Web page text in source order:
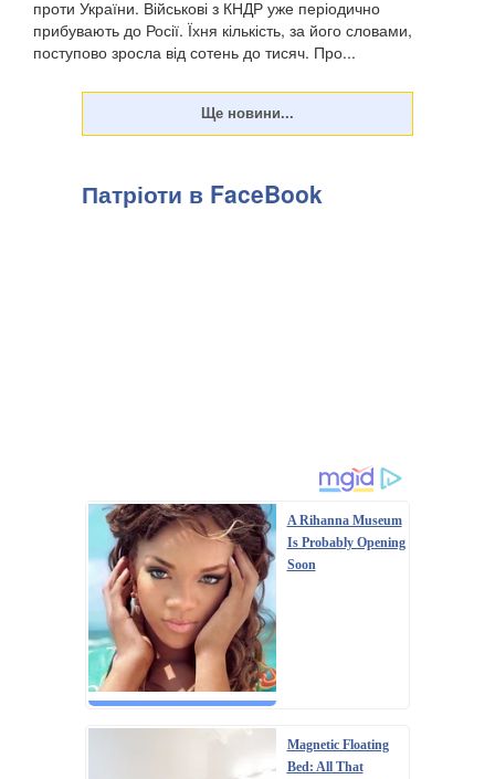
проти України. Військові з КНДР уже періодично
прибувають до Росії. Їхня кількість, за його словами,
поступово зросла від сотень до тисяч. Про...
Патріоти в FaceBook
A Rihanna Museum
Is Probably Opening
Soon
Magnetic Floating
Bed: All That